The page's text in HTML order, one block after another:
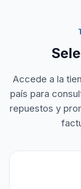
Accede a la
país para
repuestos y